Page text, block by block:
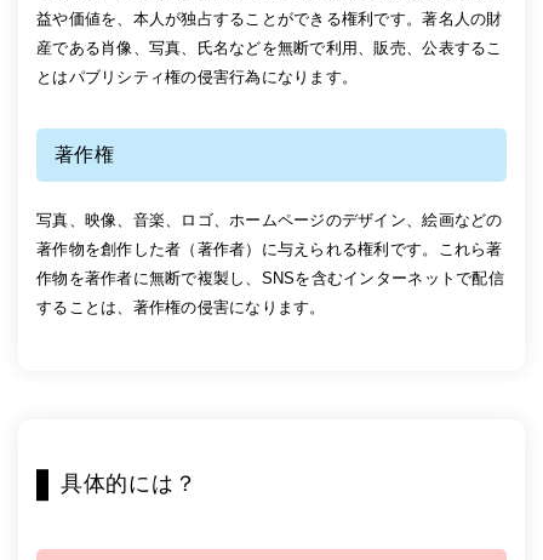
益や価値を、本人が独占することができる権利です。著名人の財
産である肖像、写真、氏名などを無断で利用、販売、公表するこ
とはパブリシティ権の侵害行為になります。
著作権
写真、映像、音楽、ロゴ、ホームページのデザイン、絵画などの
著作物を創作した者（著作者）に与えられる権利です。これら著
作物を著作者に無断で複製し、SNSを含むインターネットで配信
することは、著作権の侵害になります。
具体的には？